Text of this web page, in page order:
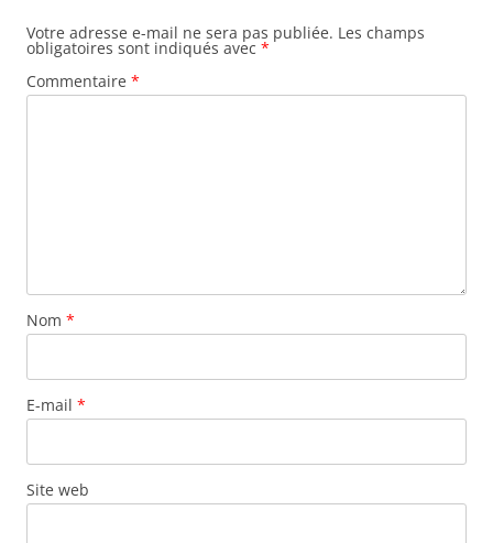
Votre adresse e-mail ne sera pas publiée. Les champs
obligatoires sont indiqués avec *
Commentaire *
Nom *
E-mail *
Site web